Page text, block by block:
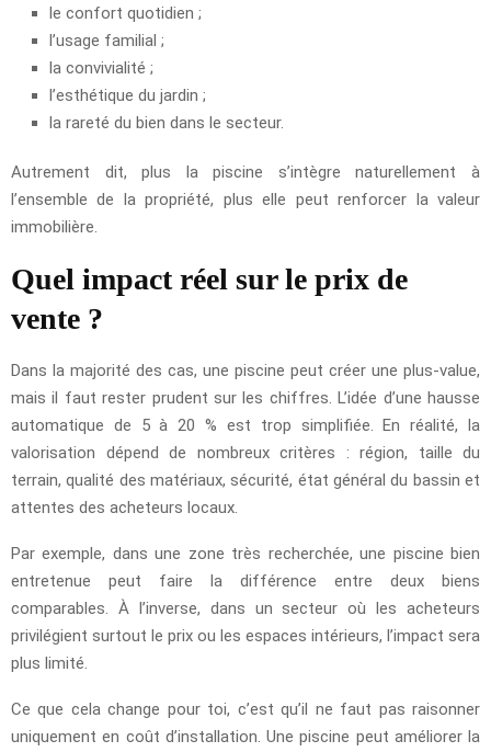
le confort quotidien ;
l’usage familial ;
la convivialité ;
l’esthétique du jardin ;
la rareté du bien dans le secteur.
Autrement dit, plus la piscine s’intègre naturellement à
l’ensemble de la propriété, plus elle peut renforcer la valeur
immobilière.
Quel impact réel sur le prix de
vente ?
Dans la majorité des cas, une piscine peut créer une plus-value,
mais il faut rester prudent sur les chiffres. L’idée d’une hausse
automatique de 5 à 20 % est trop simplifiée. En réalité, la
valorisation dépend de nombreux critères : région, taille du
terrain, qualité des matériaux, sécurité, état général du bassin et
attentes des acheteurs locaux.
Par exemple, dans une zone très recherchée, une piscine bien
entretenue peut faire la différence entre deux biens
comparables. À l’inverse, dans un secteur où les acheteurs
privilégient surtout le prix ou les espaces intérieurs, l’impact sera
plus limité.
Ce que cela change pour toi, c’est qu’il ne faut pas raisonner
uniquement en coût d’installation. Une piscine peut améliorer la